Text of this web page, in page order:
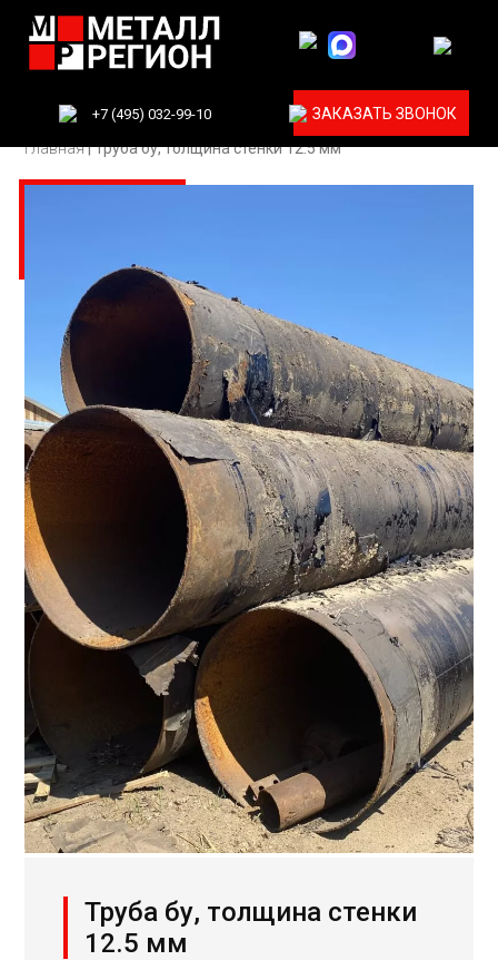
+7 (495) 032-99-10
ЗАКАЗАТЬ ЗВОНОК
Главная|Труба бу, толщина стенки 12.5 мм
Труба бу, толщина стенки
12.5 мм